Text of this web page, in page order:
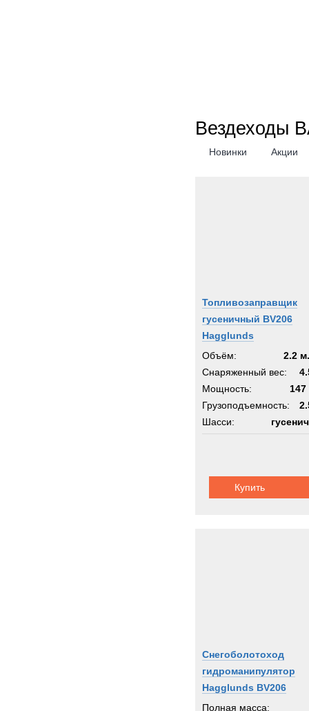
Вездеходы
Новинки Акции
Топливозаправщик
гусеничный BV206
Hagglunds
Объём:
2.2
Снаряженный вес:
Мощность:
147
Грузоподъемность:
Шасси:
Купить
Снегоболотоход
гидроманипулятор
Hagglunds BV206
Полная масса: